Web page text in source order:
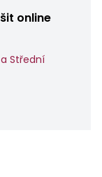
online
Střední